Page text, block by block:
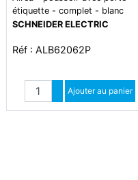
étiquette - complet - blanc
polaire
SCHNEIDER ELECTRIC
Réf : ALB62062P
Quantité
Augmenter quantité
Diminuer quantité
Ajouter au panier